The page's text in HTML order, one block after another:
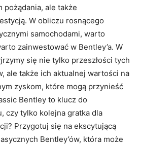
ale także
W obliczu rosnącego
samochodami, warto
⁣zainwestować w Bentley’a. ⁤W
się nie tylko przeszłości tych
ale także‍ ich aktualnej wartości⁣ na
zyskom, które mogą przynieść
Bentley to klucz do
czy tylko kolejna ⁤gratka dla
Przygotuj się na ekscytującą
Bentley’ów, ⁢która może⁢